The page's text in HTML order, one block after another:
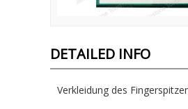
DETAILED INFO
Verkleidung des